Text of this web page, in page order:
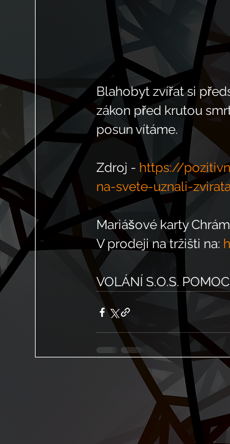
Blahobyt zvířat si
zákon před krutou
posun vítáme.
Zdroj - https://
na-svete-uznali-
Mariášové karty
V prodeji na tržišti na:
VOLÁNÍ S.O.S.